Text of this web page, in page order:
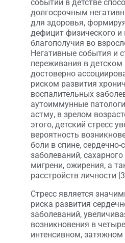
событий в детстве
долгосрочным
для здоровья,
дефицит физического и
благополучия во
Негативные события и
переживания в детском
достоверно
риском развития
воспалительных
аутоиммунные
астму, в зрелом
этого, детский стресс
вероятность
боли в спине, сердечно-
заболеваний,
мигрени, ожирения, а
расстройств личности
Стресс является
риска развития
заболеваний,
возникновения в
интенсивном, затяжном